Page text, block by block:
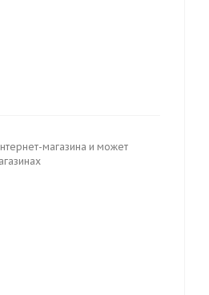
магазина и может